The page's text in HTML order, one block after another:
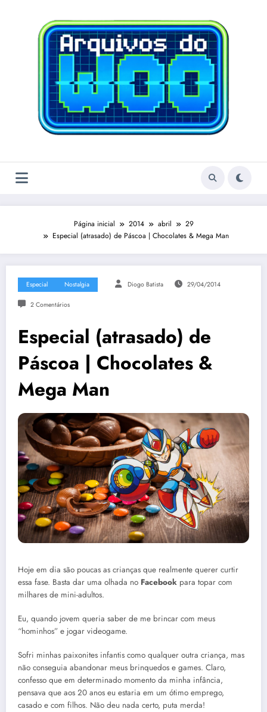
Página inicial 2014 abril
29
Especial (atrasado) de Páscoa | Chocolates & Mega Man
Especial Nostalgia Diogo Batista 29/04/2014
2 Comentários
Especial (atrasado) de
Páscoa | Chocolates &
Mega Man
Hoje em dia são poucas as crianças que realmente querer curtir
essa fase. Basta dar uma olhada no Facebook para topar com
milhares de mini-adultos.
Eu, quando jovem queria saber de me brincar com meus
“hominhos” e jogar videogame.
Sofri minhas paixonites infantis como qualquer outra criança, mas
não conseguia abandonar meus brinquedos e games. Claro,
confesso que em determinado momento da minha infância,
pensava que aos 20 anos eu estaria em um ótimo emprego,
casado e com filhos. Não deu nada certo, puta merda!